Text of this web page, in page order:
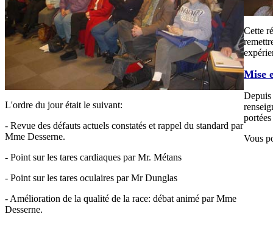
L'ordre du jour était le suivant:
- Revue des défauts actuels constatés et rappel du standard par
Mme Desserne.
- Point sur les tares cardiaques par Mr. Métans
- Point sur les tares oculaires par Mr Dunglas
- Amélioration de la qualité de la race: débat animé par Mme
Desserne.
Cette
Mise
Vous